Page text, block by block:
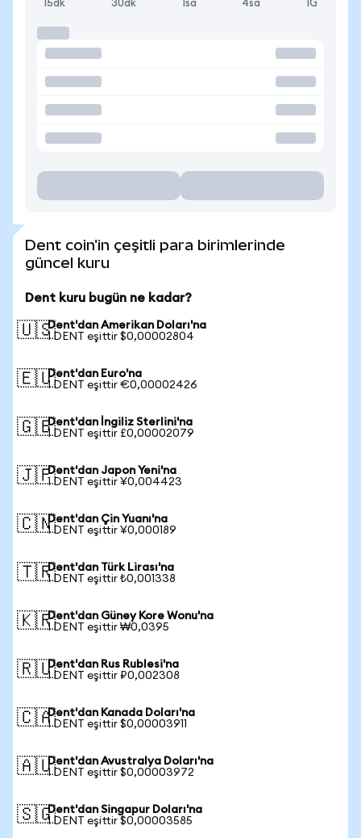
15dk 30dk 1sa 4sa 1G
Dent coin'in çeşitli para birimlerinde
güncel kuru
Dent kuru bugün ne kadar?
🇺🇸Dent'dan Amerikan Doları'na
1 DENT eşittir $0,00002804
🇪🇺Dent'dan Euro'na
1 DENT eşittir €0,00002426
🇬🇧Dent'dan İngiliz Sterlini'na
1 DENT eşittir £0,00002079
🇯🇵Dent'dan Japon Yeni'na
1 DENT eşittir ¥0,004423
🇨🇳Dent'dan Çin Yuanı'na
1 DENT eşittir ¥0,000189
🇹🇷Dent'dan Türk Lirası'na
1 DENT eşittir ₺0,001338
🇰🇷Dent'dan Güney Kore Wonu'na
1 DENT eşittir ₩0,0395
🇷🇺Dent'dan Rus Rublesi'na
1 DENT eşittir ₽0,002308
🇨🇦Dent'dan Kanada Doları'na
1 DENT eşittir $0,00003911
🇦🇺Dent'dan Avustralya Doları'na
1 DENT eşittir $0,00003972
🇸🇬Dent'dan Singapur Doları'na
1 DENT eşittir $0,00003585